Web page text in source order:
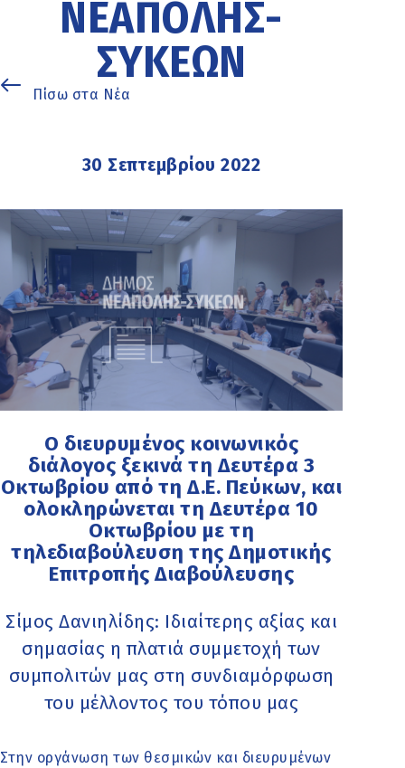
ΝΕΆΠΟΛΗΣ-
ΣΥΚΕΏΝ
Πίσω στα Νέα
30 Σεπτεμβρίου 2022
Ο διευρυμένος κοινωνικός
διάλογος ξεκινά τη Δευτέρα 3
Οκτωβρίου από τη Δ.Ε. Πεύκων, και
ολοκληρώνεται τη Δευτέρα 10
Οκτωβρίου με τη
τηλεδιαβούλευση της Δημοτικής
Επιτροπής Διαβούλευσης
Σίμος Δανιηλίδης: Ιδιαίτερης αξίας και
σημασίας η πλατιά συμμετοχή των
συμπολιτών μας στη συνδιαμόρφωση
του μέλλοντος του τόπου μας
Στην οργάνωση των θεσμικών και διευρυμένων